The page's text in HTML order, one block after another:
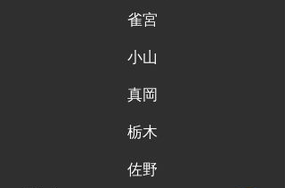
雀宮
小山
真岡
栃木
佐野